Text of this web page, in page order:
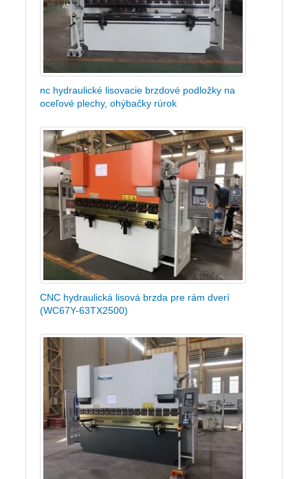
nc hydraulické lisovacie brzdové podložky na
oceľové plechy, ohýbačky rúrok
CNC hydraulická lisová brzda pre rám dverí
(WC67Y-63TX2500)